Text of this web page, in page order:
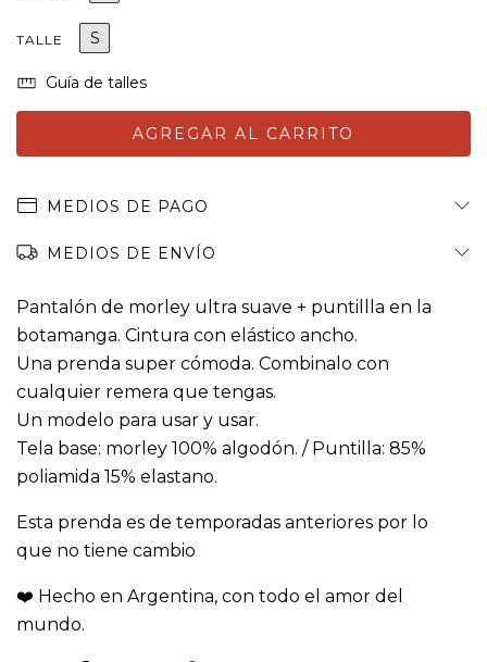
TALLE S
Guía de talles
MEDIOS DE PAGO
MEDIOS DE ENVÍO
Pantalón de morley ultra suave + puntillla en la
botamanga. Cintura con elástico ancho.
Una prenda super cómoda. Combinalo con
cualquier remera que tengas.
Un modelo para usar y usar.
Tela base: morley 100% algodón. / Puntilla: 85%
poliamida 15% elastano.
Esta prenda es de temporadas anteriores por lo
que no tiene cambio
❤️ Hecho en Argentina, con todo el amor del
mundo.